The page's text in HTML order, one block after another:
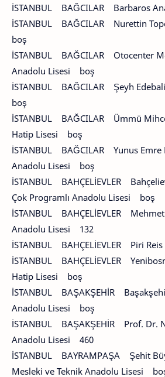
İSTANBUL BAĞCILAR Barbaros
İSTANBUL BAĞCILAR Nurettin
boş
İSTANBUL BAĞCILAR Otocenter
Anadolu Lisesi boş
İSTANBUL BAĞCILAR Şeyh
boş
İSTANBUL BAĞCILAR Ümmü
Hatip Lisesi boş
İSTANBUL BAĞCILAR Yunus Emre
Anadolu Lisesi boş
İSTANBUL BAHÇELİEVLER
Çok Programlı Anadolu Lisesi boş
İSTANBUL BAHÇELİEVLER
Anadolu Lisesi 132
İSTANBUL BAHÇELİEVLER Piri
İSTANBUL BAHÇELİEVLER
Hatip Lisesi boş
İSTANBUL BAŞAKŞEHİR
Anadolu Lisesi boş
İSTANBUL BAŞAKŞEHİR Prof. Dr.
Anadolu Lisesi 460
İSTANBUL BAYRAMPAŞA Şehit
Mesleki ve Teknik Anadolu Lisesi